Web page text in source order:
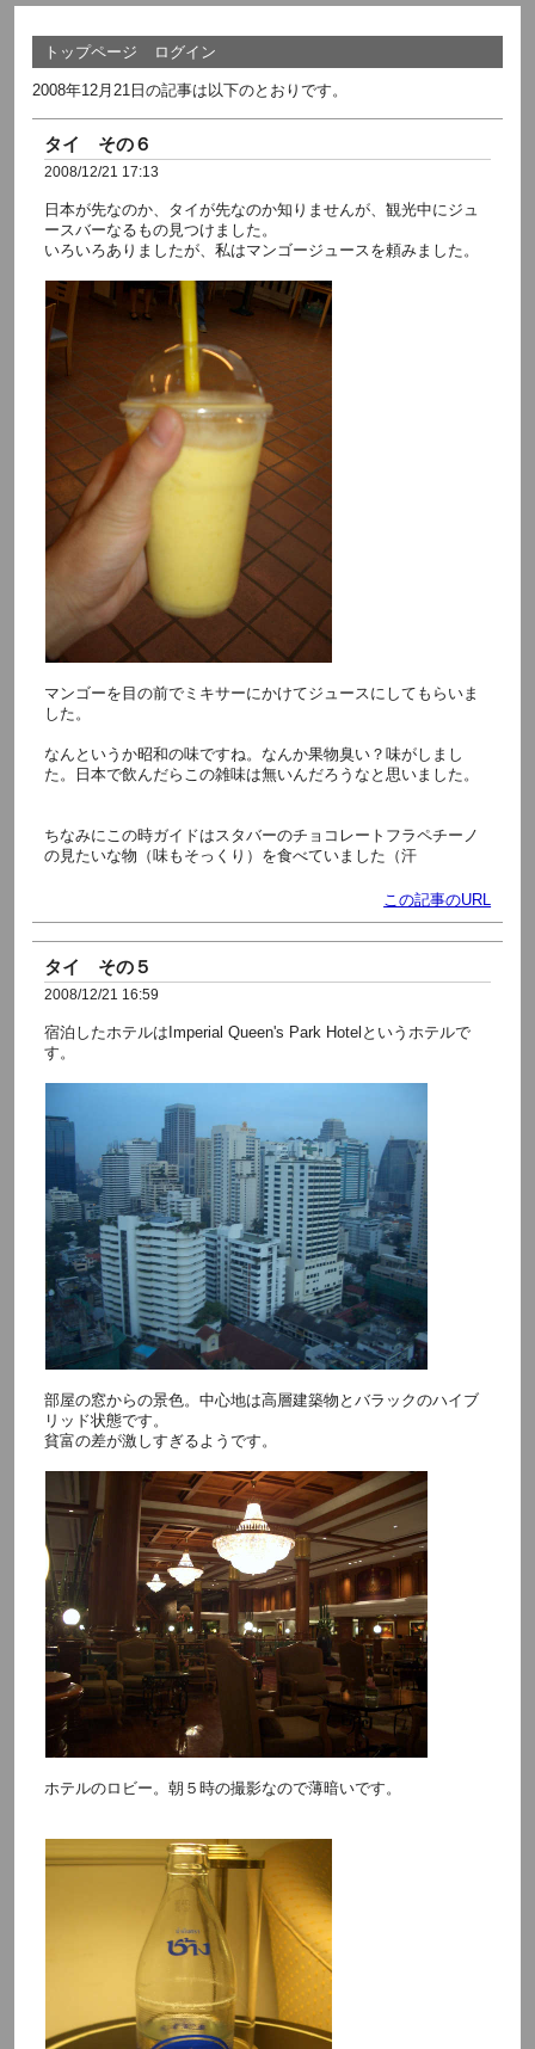
トップページ ログイン
2008年12月21日の記事は以下のとおりです。
タイ その６
2008/12/21 17:13
日本が先なのか、タイが先なのか知りませんが、観光中にジュ
ースバーなるもの見つけました。
いろいろありましたが、私はマンゴージュースを頼みました。
マンゴーを目の前でミキサーにかけてジュースにしてもらいま
した。
なんというか昭和の味ですね。なんか果物臭い？味がしまし
た。日本で飲んだらこの雑味は無いんだろうなと思いました。
ちなみにこの時ガイドはスタバーのチョコレートフラペチーノ
の見たいな物（味もそっくり）を食べていました（汗
この記事のURL
タイ その５
2008/12/21 16:59
宿泊したホテルはImperial Queen's Park Hotelというホテルで
す。
部屋の窓からの景色。中心地は高層建築物とバラックのハイブ
リッド状態です。
貧富の差が激しすぎるようです。
ホテルのロビー。朝５時の撮影なので薄暗いです。